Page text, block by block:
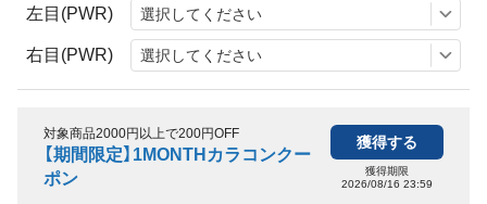
左目(PWR)
右目(PWR)
対象商品2000円以上で200円OFF
【期間限定】1MONTHカラコンクー
ポン
獲得する
獲得期限
2026/08/16 23:59